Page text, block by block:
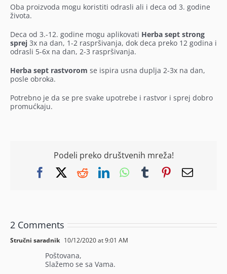
Oba proizvoda mogu koristiti odrasli ali i deca od 3. godine
života.
Deca od 3.-12. godine mogu aplikovati Herba sept strong
sprej 3x na dan, 1-2 raspršivanja, dok deca preko 12 godina i
odrasli 5-6x na dan, 2-3 raspršivanja.
Herba sept rastvorom se ispira usna duplja 2-3x na dan,
posle obroka.
Potrebno je da se pre svake upotrebe i rastvor i sprej dobro
promućkaju.
Podeli preko društvenih mreža!
FacebookRedditLinkedInWhatsApp
TumblrPinterest
Email
2 Comments
Stručni saradnik 10/12/2020 at 9:01 AM
Poštovana,
Slažemo se sa Vama.